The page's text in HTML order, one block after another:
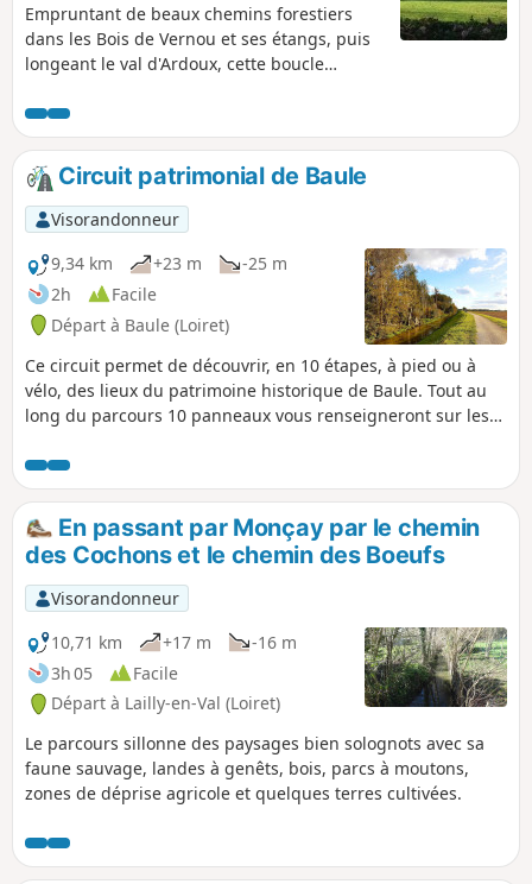
Empruntant de beaux chemins forestiers
dans les Bois de Vernou et ses étangs, puis
longeant le val d'Ardoux, cette boucle
Vezenne, puis de Chaffin, témoins d'une
riche activité d'autrefois.
Circuit patrimonial de Baule
Visorandonneur
9,34 km
+23 m
-25 m
2h
Facile
Départ à Baule (Loiret)
Ce circuit permet de découvrir, en 10 étapes, à pied ou à
vélo, des lieux du patrimoine historique de Baule. Tout au
long du parcours 10 panneaux vous renseigneront sur les
le flyer correspond ainsi que des informations
complémentaires, descriptif et anecdotes sur le site de la
commune de Baule.
En passant par Monçay par le chemin
des Cochons et le chemin des Boeufs
Visorandonneur
10,71 km
+17 m
-16 m
3h 05
Facile
Départ à Lailly-en-Val (Loiret)
Le parcours sillonne des paysages bien solognots avec sa
faune sauvage, landes à genêts, bois, parcs à moutons,
zones de déprise agricole et quelques terres cultivées.